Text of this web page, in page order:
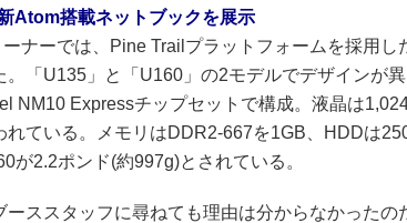
Atom搭載ネットブックを展示
ナーでは、Pine Trailプラットフォームを採用し
。「U135」と「U160」の2モデルでデザインが
NM10 Expressチップセットで構成。液晶は
れている。メモリはDDR2-667を1GB、HDDは
が2.2ポンド(約997g)とされている。
ススタッフに尋ねても理由は分からなかったの